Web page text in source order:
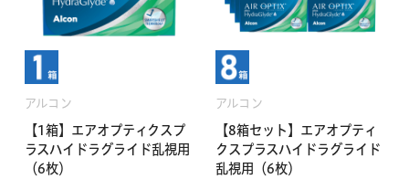
アルコン
【1箱】エアオプティクスプ
ラスハイドラグライド乱視用
（6枚）
アルコン
【8箱セット】エアオプティ
クスプラスハイドラグライド
乱視用（6枚）